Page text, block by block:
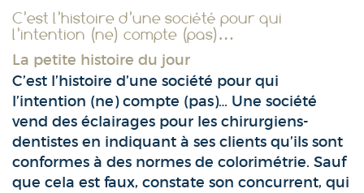
C’est l’histoire d’une société pour qui
l’intention (ne) compte (pas)…
La petite histoire du jour
C’est l’histoire d’une société pour qui
l’intention (ne) compte (pas)… Une société
vend des éclairages pour les chirurgiens-
dentistes en indiquant à ses clients qu’ils sont
conformes à des normes de colorimétrie. Sauf
que cela est faux, constate son concurrent, qui